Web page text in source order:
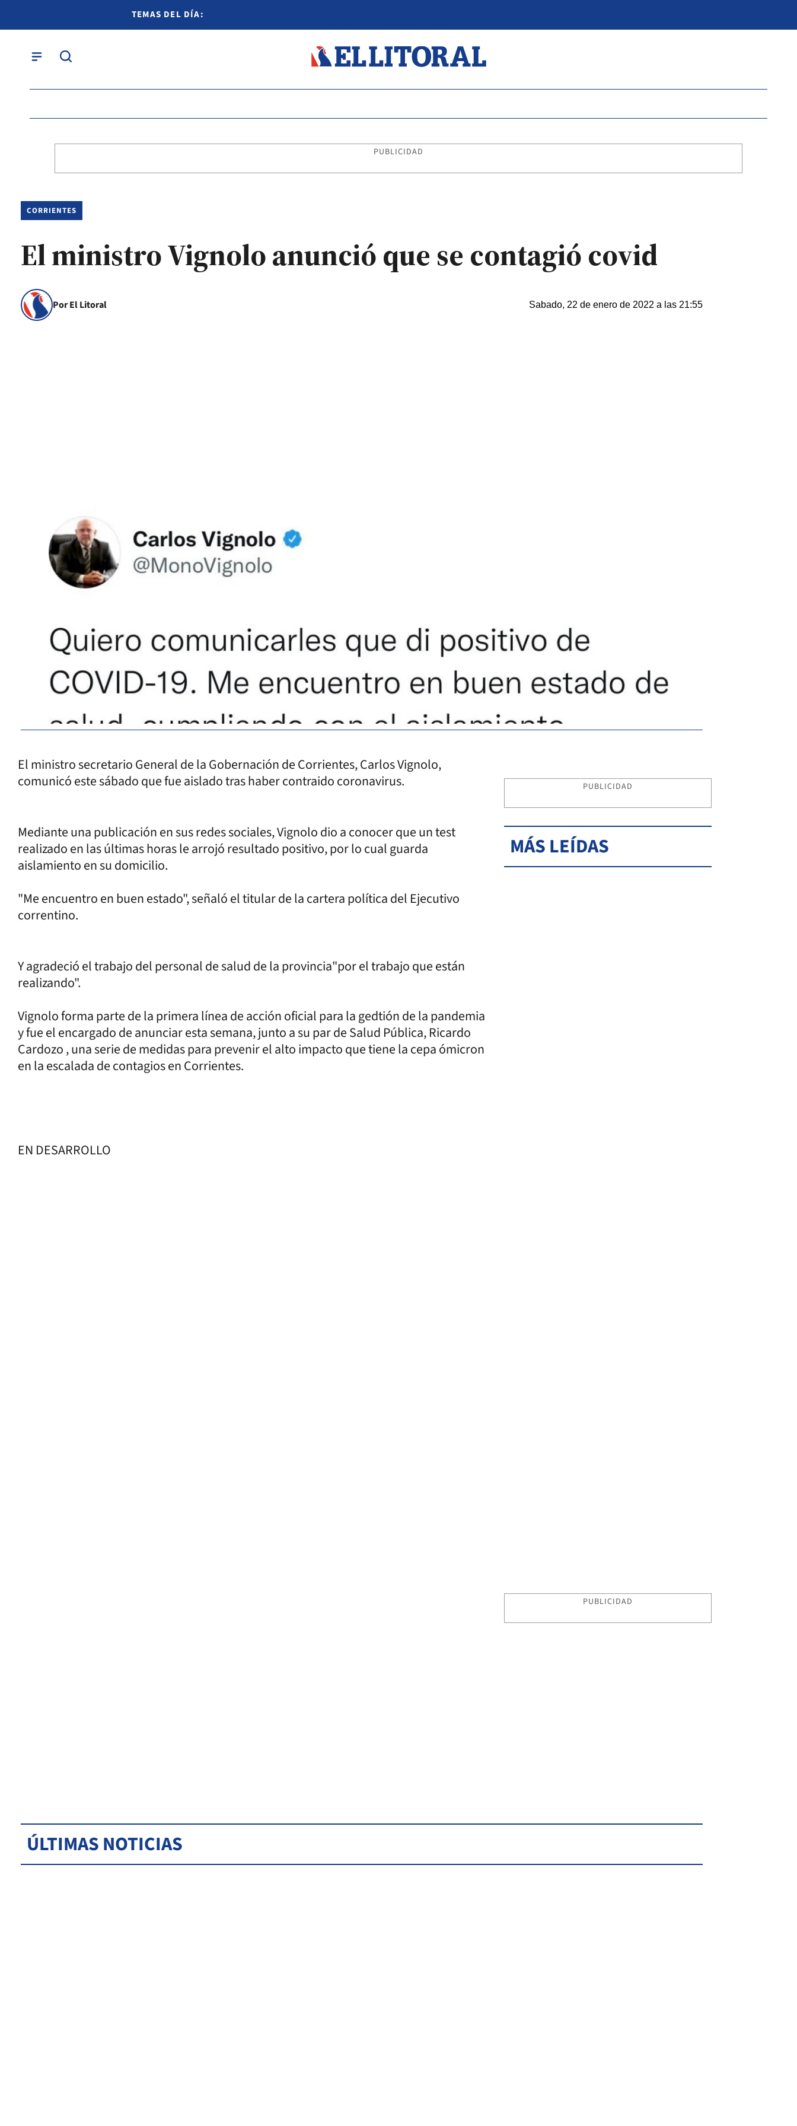
TEMAS DEL DÍA:
PUBLICIDAD
CORRIENTES
El ministro Vignolo anunció que se contagió covid
Por El Litoral Sabado, 22 de enero de 2022 a las 21:55
El ministro secretario General de la Gobernación de Corrientes, Carlos Vignolo,
comunicó este sábado que fue aislado tras haber contraido coronavirus.
Mediante una publicación en sus redes sociales, Vignolo dio a conocer que un test
realizado en las últimas horas le arrojó resultado positivo, por lo cual guarda
aislamiento en su domicilio.
"Me encuentro en buen estado", señaló el titular de la cartera política del Ejecutivo
correntino.
Y agradeció el trabajo del personal de salud de la provincia"por el trabajo que están
realizando".
Vignolo forma parte de la primera línea de acción oficial para la gedtión de la pandemia
y fue el encargado de anunciar esta semana, junto a su par de Salud Pública, Ricardo
Cardozo , una serie de medidas para prevenir el alto impacto que tiene la cepa ómicron
en la escalada de contagios en Corrientes.
EN DESARROLLO
PUBLICIDAD
MÁS LEÍDAS
PUBLICIDAD
ÚLTIMAS NOTICIAS